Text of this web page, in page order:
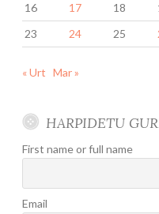
16
17 18
23
24 25
« Urt Mar »
HARPIDETU
First name or full name
Email